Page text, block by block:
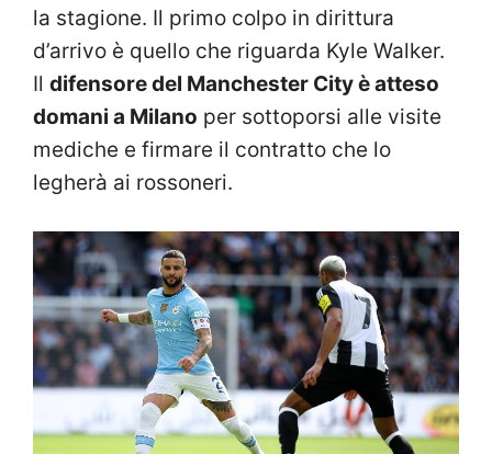
la stagione. Il primo colpo in dirittura
d’arrivo è quello che riguarda Kyle Walker.
Il difensore del Manchester City è atteso
domani a Milano per sottoporsi alle visite
mediche e firmare il contratto che lo
legherà ai rossoneri.